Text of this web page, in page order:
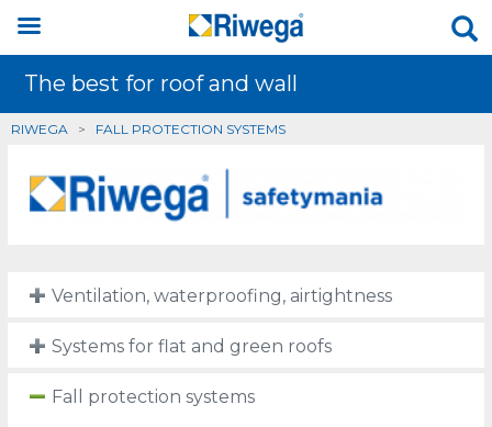
The best for roof and wall
RIWEGA > FALL PROTECTION SYSTEMS
Ventilation, waterproofing, airtightness
Systems for flat and green roofs
Fall protection systems